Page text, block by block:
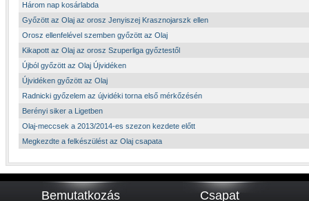
Három nap kosárlabda
Győzött az Olaj az orosz Jenyiszej Krasznojarszk ellen
Orosz ellenfelével szemben győzött az Olaj
Kikapott az Olaj az orosz Szuperliga győztestől
Újból győzött az Olaj Újvidéken
Újvidéken győzött az Olaj
Radnicki győzelem az újvidéki torna első mérkőzésén
Berényi siker a Ligetben
Olaj-meccsek a 2013/2014-es szezon kezdete előtt
Megkezdte a felkészülést az Olaj csapata
Bemutatkozás Csapat